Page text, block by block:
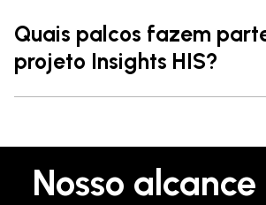
Quais palcos fazem
projeto Insights HIS?
Nosso alcance